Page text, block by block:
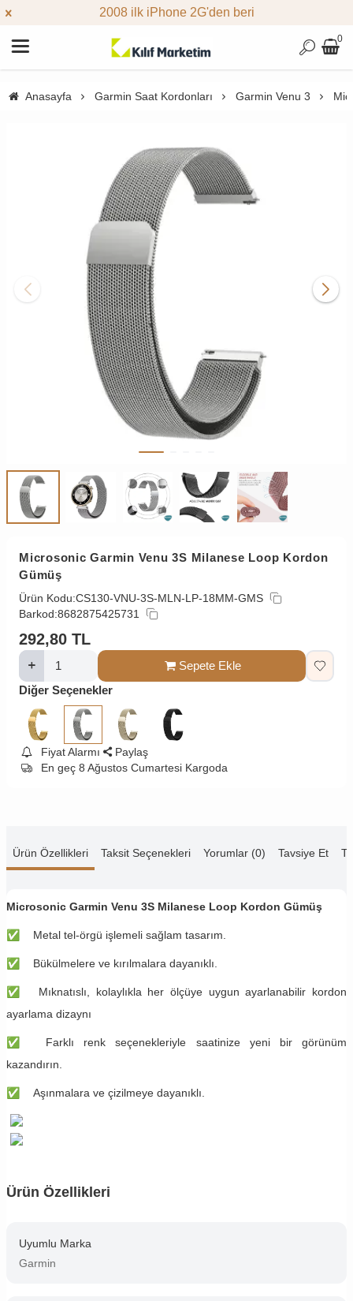
2008 ilk iPhone 2G'den beri
0
Anasayfa Garmin Saat Kordonları Garmin Venu 3
Microsonic Garmin Venu 3S Milanese Loop Kordon
Gümüş
Ürün Kodu:CS130-VNU-3S-MLN-LP-18MM-GMS
Barkod:8682875425731
292,80 TL
Sepete Ekle
Diğer Seçenekler
Fiyat Alarmı
Paylaş
En geç 8 Ağustos Cumartesi Kargoda
Ürün Özellikleri Taksit Seçenekleri Yorumlar (0) Tavsiye Et
Microsonic Garmin Venu 3S Milanese Loop Kordon Gümüş
✅ ​​Metal tel-örgü işlemeli sağlam tasarım.
✅ Bükülmelere ve kırılmalara dayanıklı.
✅ Mıknatıslı, kolaylıkla her ölçüye uygun ayarlanabilir kordon
ayarlama dizaynı
✅ Farklı renk seçenekleriyle saatinize yeni bir görünüm
kazandırın.
✅ ​​Aşınmalara ve çizilmeye dayanıklı.
Ürün Özellikleri
Uyumlu Marka
Garmin